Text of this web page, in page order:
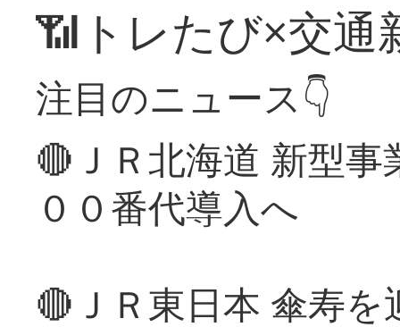
📶トレたび×交通
注目のニュース👇
🔴ＪＲ北海道 新型
００番代導入へ
🔴ＪＲ東日本 傘寿